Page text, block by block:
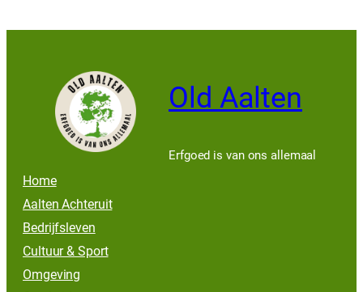
Old Aalten
Erfgoed is van ons allemaal
Home
Aalten Achteruit
Bedrijfsleven
Cultuur & Sport
Omgeving